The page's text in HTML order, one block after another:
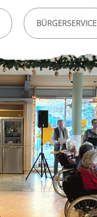
BÜRGERSERVICE